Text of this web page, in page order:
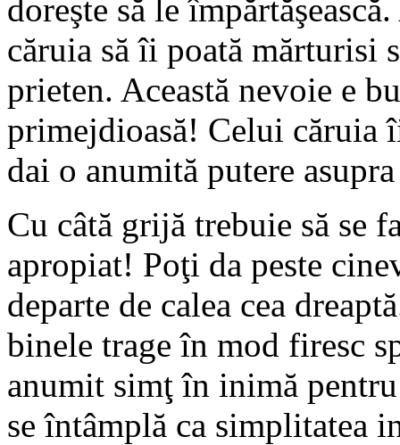
doreşte să le
căruia să îi poată mărturisi
prieten. Această nevoie e
primejdioasă! Celui căruia
dai o anumită putere
Cu câtă grijă trebuie să se
apropiat! Poţi da peste
departe de calea cea
binele trage în mod firesc
anumit simţ în inimă pentru
se întâmplă ca simplitatea